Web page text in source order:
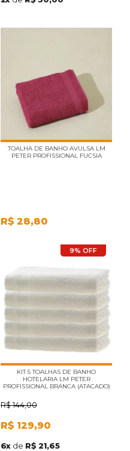
TOALHA DE BANHO AVULSA LM
PETER PROFISSIONAL FUCSIA
R$ 28,80
9% OFF
KIT 5 TOALHAS DE BANHO
HOTELARIA LM PETER
PROFISSIONAL BRANCA (ATACADO)
R$ 144,00
R$ 129,90
6x de R$ 21,65